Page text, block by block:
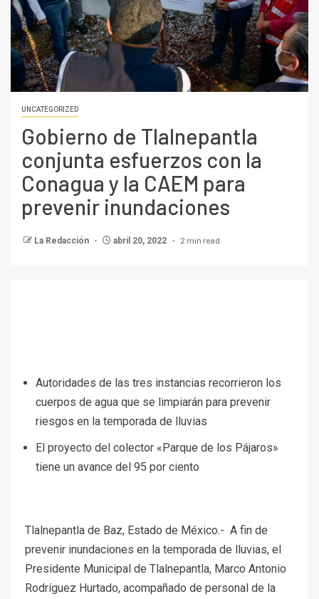
UNCATEGORIZED
Gobierno de Tlalnepantla
conjunta esfuerzos con la
Conagua y la CAEM para
prevenir inundaciones
La Redacción abril 20, 2022 2 min read
Autoridades de las tres instancias recorrieron los
cuerpos de agua que se limpiarán para prevenir
riesgos en la temporada de lluvias
El proyecto del colector «Parque de los Pájaros»
tiene un avance del 95 por ciento
Tlalnepantla de Baz, Estado de México.- A fin de
prevenir inundaciones en la temporada de lluvias, el
Presidente Municipal de Tlalnepantla, Marco Antonio
Rodríguez Hurtado, acompañado de personal de la